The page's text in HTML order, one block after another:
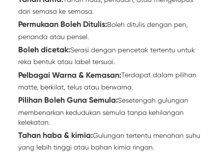
dari semasa ke semasa.
Permukaan Boleh Ditulis:Boleh ditulis dengan pen,
penanda atau pensel.
Boleh dicetak:Serasi dengan pencetak tertentu untuk
reka bentuk atau label tersuai.
Pelbagai Warna & Kemasan:Terdapat dalam pilihan
matte, berkilat, telus atau berwarna.
Pilihan Boleh Guna Semula:Sesetengah gulungan
membenarkan kedudukan semula tanpa kehilangan
kelekatan.
Tahan haba & kimia:Gulungan tertentu menahan suhu
yang lebih tinggi atau bahan kimia ringan.